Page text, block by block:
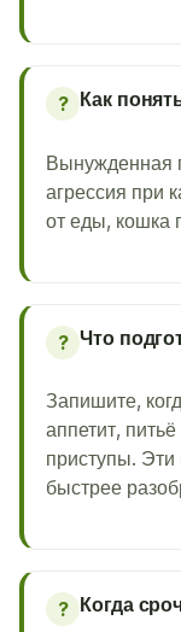
? Как
Вынужденная
агрессия при
от еды, кошка
? Что
Запишите,
аппетит,
приступы.
быстрее
? Когда